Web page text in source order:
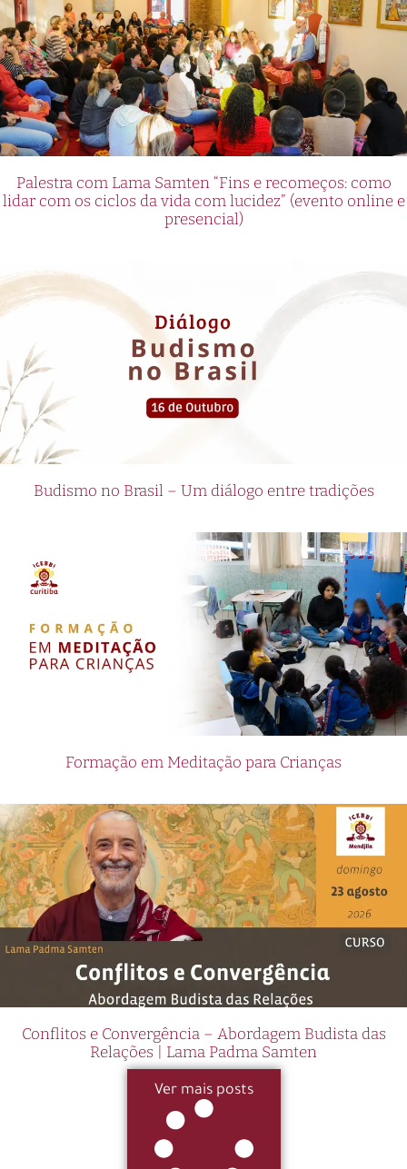
Palestra com Lama Samten “Fins e recomeços: como
lidar com os ciclos da vida com lucidez” (evento online e
presencial)
Budismo no Brasil – Um diálogo entre tradições
Formação em Meditação para Crianças
Conflitos e Convergência – Abordagem Budista das
Relações | Lama Padma Samten
Ver mais posts